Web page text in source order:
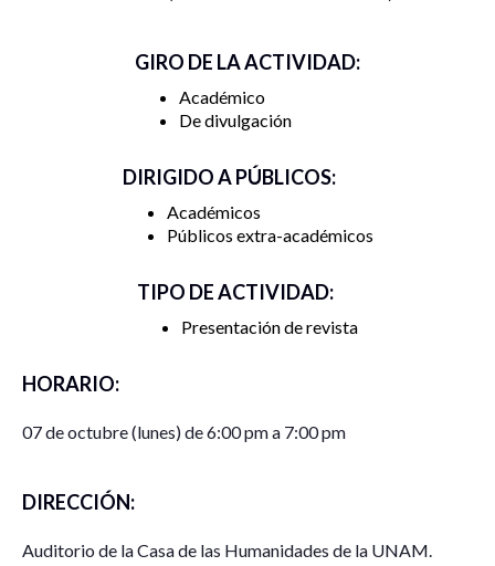
GIRO DE LA ACTIVIDAD:
Académico
De divulgación
DIRIGIDO A PÚBLICOS:
Académicos
Públicos extra-académicos
TIPO DE ACTIVIDAD:
Presentación de revista
HORARIO:
07 de octubre (lunes) de 6:00 pm a 7:00 pm
DIRECCIÓN:
Auditorio de la Casa de las Humanidades de la UNAM.